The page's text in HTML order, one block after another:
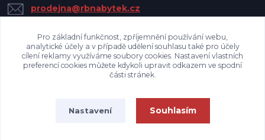
prodejna@rbnabytek.cz
Upravit sběr cookies.
Pro základní funkčnost, zpříjemnění používání webu,
analytické účely a v případě udělení souhlasu také pro účely
cílení reklamy využíváme soubory cookies. Nastavení vlastních
preferencí cookies můžete kdykoli upravit odkazem ve spodní
části stránek.
Nastavení Souhlasím